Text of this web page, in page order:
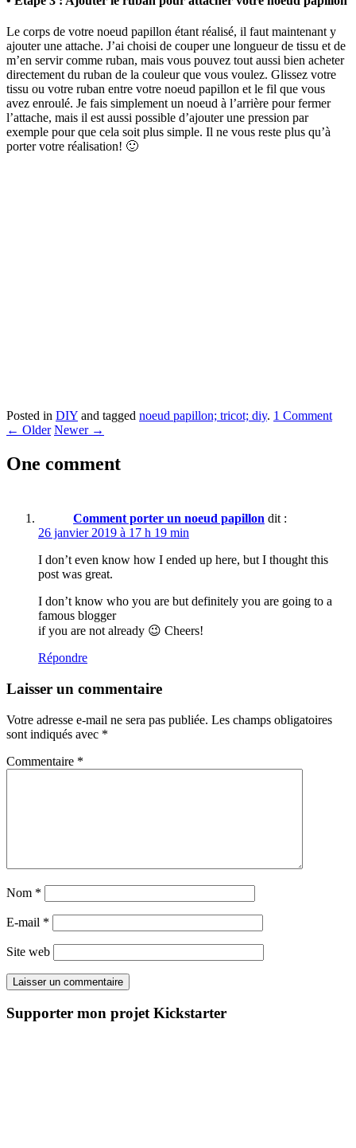
Le corps de votre noeud papillon étant réalisé, il faut maintenant y
ajouter une attache. J’ai choisi de couper une longueur de tissu et de
m’en servir comme ruban, mais vous pouvez tout aussi bien acheter
directement du ruban de la couleur que vous voulez. Glissez votre
tissu ou votre ruban entre votre noeud papillon et le fil que vous
avez enroulé. Je fais simplement un noeud à l’arrière pour fermer
l’attache, mais il est aussi possible d’ajouter une pression par
exemple pour que cela soit plus simple. Il ne vous reste plus qu’à
porter votre réalisation! 🙂
Posted in DIY and tagged noeud papillon; tricot; diy. 1 Comment
← Older Newer →
One comment
Comment porter un noeud papillon dit :
26 janvier 2019 à 17 h 19 min
I don’t even know how I ended up here, but I thought this
post was great.
I don’t know who you are but definitely you are going to a
famous blogger
if you are not already 😉 Cheers!
Répondre
Laisser un commentaire
Votre adresse e-mail ne sera pas publiée. Les champs obligatoires
sont indiqués avec *
Commentaire *
Nom *
E-mail *
Site web
Supporter mon projet Kickstarter